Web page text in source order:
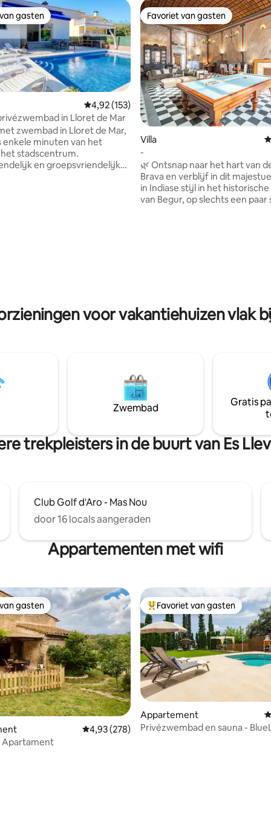
4,88 uit 5, 439 recensies
gasten
gasten
Gemiddelde beoordeling van 4,92 uit 5, 153
4,92 (153)
in Lloret de Mar
zwembad in Lloret de Mar,
enkele minuten van het
stadscentrum.
en groepsvriendelijk
Favoriet van gasten
Favoriet van gasten
Villa
-
🌿 Ontsnap naar het hart van
Brava en verblijf in dit
in Indiase stijl in het
van Begur, op slechts een paar
lokale leven. Een ideale plek om
ontspannen en jezelf onder te
voor vakantiehuizen vlak
Zwembad
Gratis
trekpleisters in de buurt van Es
Club Golf d'Aro - Mas Nou
door 16 locals aangeraden
Appartementen met wifi
gasten
gasten
Gemiddelde beoordeling van 4,93 uit 5, 278
4,93 (278)
Apartament
Topfavoriet van gasten
Favoriet van gasten
Appartement
Privézwembad en sauna -